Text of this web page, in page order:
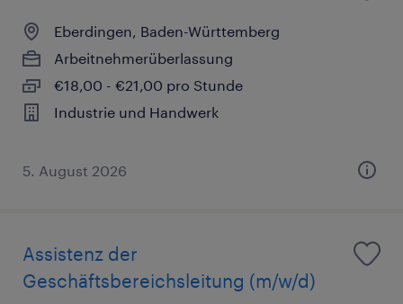
Eberdingen, Baden-Württemberg
Arbeitnehmerüberlassung
€18,00 - €21,00 pro Stunde
Industrie und Handwerk
5. August 2026
Assistenz der
Geschäftsbereichsleitung (m/w/d)